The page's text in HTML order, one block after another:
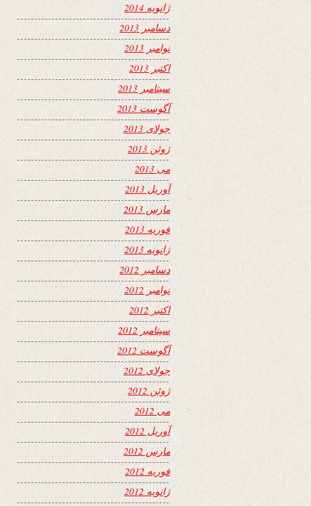
ژانویه 2014
دسامبر 2013
نوامبر 2013
اکتبر 2013
سپتامبر 2013
آگوست 2013
جولای 2013
ژوئن 2013
می 2013
آوریل 2013
مارس 2013
فوریه 2013
ژانویه 2013
دسامبر 2012
نوامبر 2012
اکتبر 2012
سپتامبر 2012
آگوست 2012
جولای 2012
ژوئن 2012
می 2012
آوریل 2012
مارس 2012
فوریه 2012
ژانویه 2012